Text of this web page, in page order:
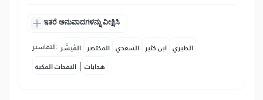
ಇತರೆ ಅನುವಾದಗಳನ್ನು ವೀಕ್ಷಿಸಿ
التفاسير: المُيسَّر المختصر السعدي ابن كثير الطبري
النفحات المكية | هدايات